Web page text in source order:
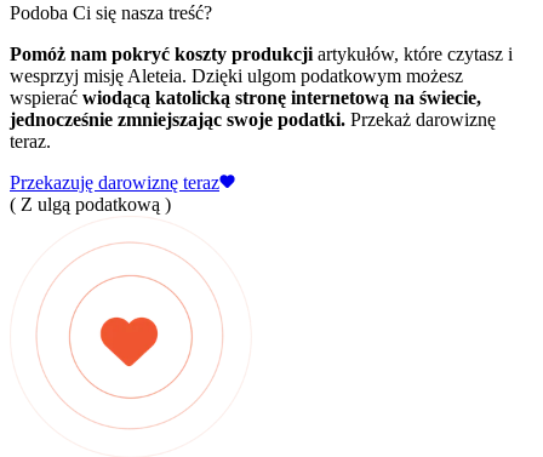
Podoba Ci się nasza treść?
Pomóż nam pokryć koszty produkcji artykułów, które czytasz i
wesprzyj misję Aleteia. Dzięki ulgom podatkowym możesz
wspierać wiodącą katolicką stronę internetową na świecie,
jednocześnie zmniejszając swoje podatki. Przekaż darowiznę
teraz.
Przekazuję darowiznę teraz
( Z ulgą podatkową )